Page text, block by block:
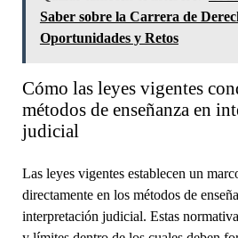
Saber sobre la Carrera de
Oportunidades y Retos
Cómo las leyes vigentes
métodos de enseñanza en
judicial
Las leyes vigentes establecen un
directamente en los métodos de
interpretación judicial. Estas